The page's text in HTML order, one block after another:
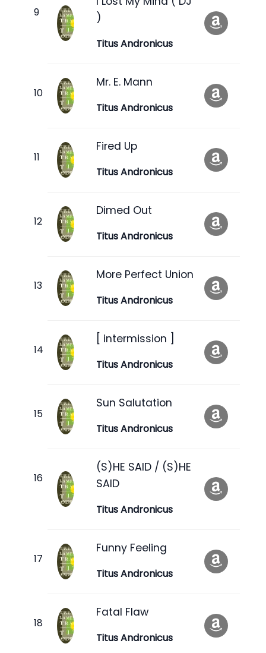
)
Titus Andronicus
Mr. E. Mann
Titus Andronicus
Fired Up
Titus Andronicus
Dimed Out
Titus Andronicus
More Perfect Union
Titus Andronicus
[ intermission ]
Titus Andronicus
Sun Salutation
Titus Andronicus
(S)HE SAID / (S)HE
SAID
Titus Andronicus
Funny Feeling
Titus Andronicus
Fatal Flaw
Titus Andronicus